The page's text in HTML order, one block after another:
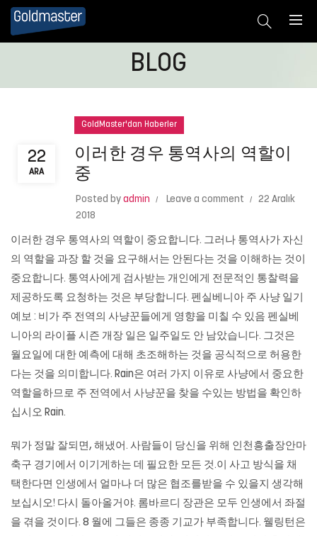
BLOG
22
ARA
GoldMaster'dan Haberler
이러한 경우 통역사의 역할이
중
Posted by admin Leave a comment
22 Aralık
2018
이러한 경우 통역사의 역할이 중요합니다. 그러나 통역사가 자신
의 역할을 과장 할 것을 요구해서는 안된다는 것을 이해하는 것이
중요합니다. 통역사에게 검사받는 개인에게 전문적인 통찰력을
제공하도록 요청하는 것은 부당합니다. 펜실베니아 주 사냥 일기
예보 : 비가 주 전역의 사냥꾼들에게 영향을 미칠 수 있음 펜실베
니아의 라이플 시즌 개장 일은 일주일도 안 남았습니다. 그것은
월요일에 대한 예측에 대해 초조해하는 것을 공식적으로 허용한
다는 것을 의미합니다. Rain은 여러 가지 이유로 사냥에서 중요한
역할을하므로 주 전역에서 사냥꾼을 찾을 수있는 방법을 확인하
십시오 Rain.
뭐가 정말 잘되면, 해냈어. 사람들이 당신을 위해 인천흥출장안마
축구 경기에서 이기게하는 데 필요한 모든 것.이 사고 방식을 채
택한다면 인생에서 얼마나 더 많은 협조를받을 수 있을지 생각해
보십시오! 다시 돌아올거야. 롬바르디 장관은 모두 인생에서 좌절
을 겪을 것이다. 8 월에 그들은 종종 기교가 부족합니다. 웰링턴은